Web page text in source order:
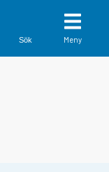
Sök Meny